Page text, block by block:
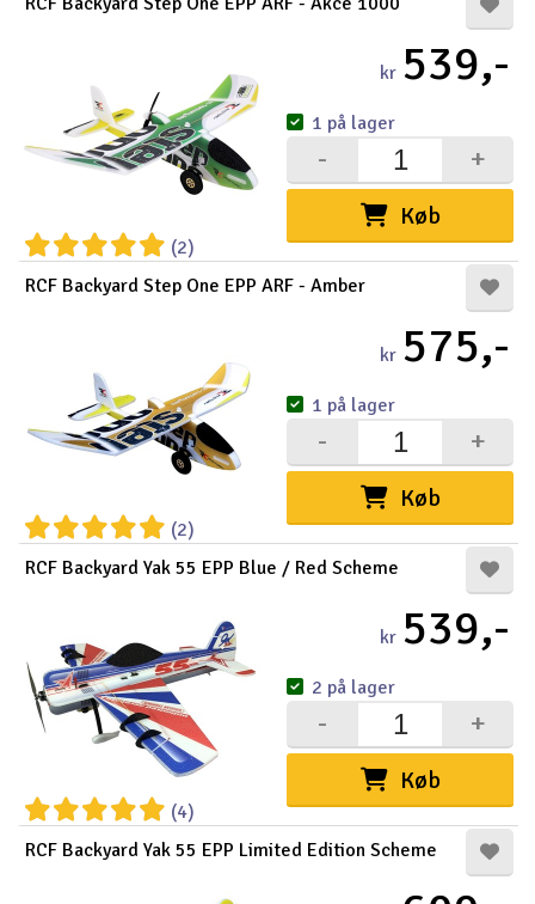
(2)
kr 539,-
Køb
+
-
1 på lager
RCF Backyard Step One EPP ARF - Amber
(2)
kr 575,-
Køb
+
-
1 på lager
RCF Backyard Yak 55 EPP Blue / Red Scheme
(4)
kr 539,-
Køb
+
-
2 på lager
RCF Backyard Yak 55 EPP Limited Edition Scheme